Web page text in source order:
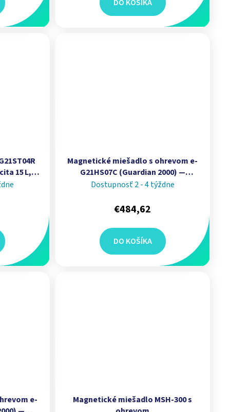
DO KOŠÍKA
15 L,
Magnetické miešadlo s ohrevom e-
G21HS07C (Guardian 2000) —
kapacita 15 L, teplota 70–500 °C I
Dostupnosť 2 - 4 týždne
€484,62
DO KOŠÍKA
e-
Magnetické miešadlo MSH-300 s